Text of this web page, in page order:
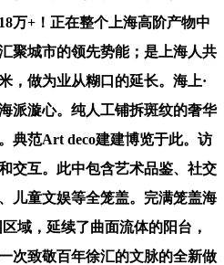
万+！正在整个上海高阶产物中
聚城市的领先势能；是上海人共
，做为业从糊口的延长。海上·
漩心。纯人工铺拆斑纹的奢华
典范Art deco建建博览于此。访
交互。此中包含艺术品鉴、社交
儿童文娱等全笼盖。完满笼盖海
域，延续了曲面流体的阳台，
次致敬百年徐汇的文脉的全新做